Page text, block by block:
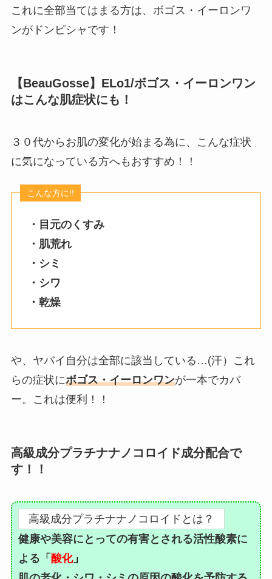
これに全部当てはまる方は、ボゴス・イーロンワ
ンがドンピシャです！
【BeauGosse】ELo1/ボゴス・イーロンワン
はこんな肌症状にも！
３０代からお肌の変化が始まる為に、こんな症状
に気になっている方へもおすすめ！！
・目元のくすみ
・肌荒れ
・シミ
・シワ
・乾燥
や、ヤバイ自分は全部に該当している…(汗）これ
らの症状にボゴス・イーロンワンが一本でカバ
ー。これは便利！！
高級成分プラチナナノコロイド成分配合で
す！！
高級成分プラチナナノコロイドとは？
健康や美容にとっての有害とされる活性酸素に
よる「 酸化」